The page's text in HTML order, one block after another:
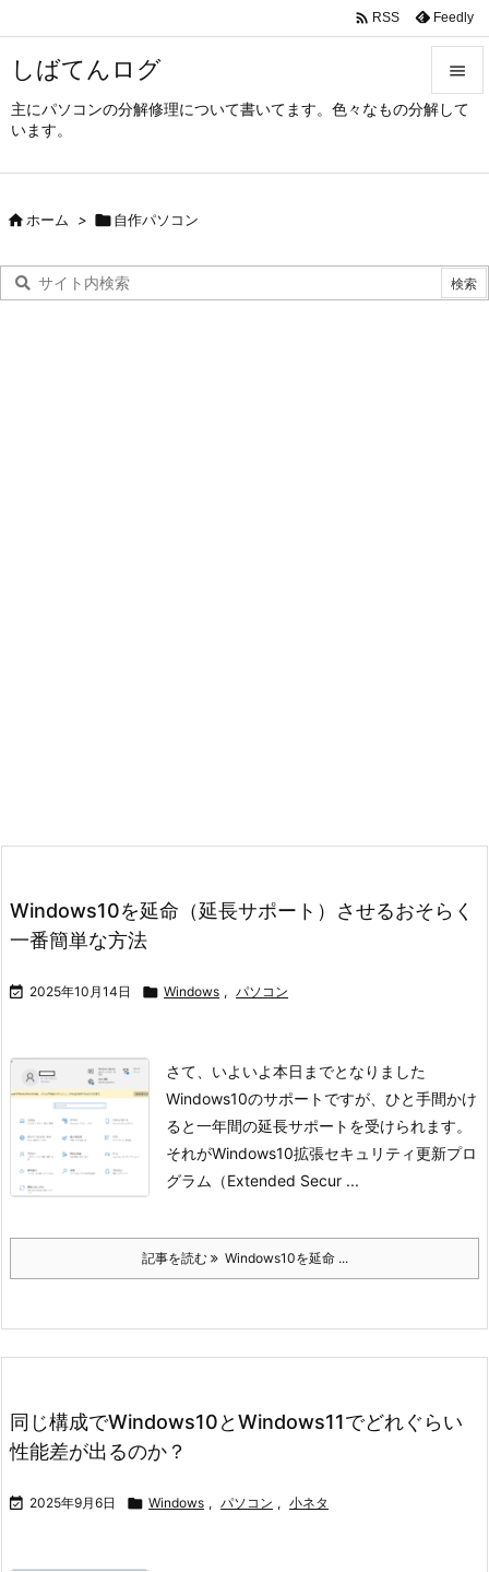
しばてんログ
主にパソコンの分解修理について書いてます。色々なもの分解して
います。




 RSS Feedly
ホーム > 自作パソコン
Windows10を延命（延長サポート）させるおそらく
一番簡単な方法
 2025年10月14日  Windows , パソコン
さて、いよいよ本日までとなりました
Windows10のサポートですが、 ひと手間かけ
ると一年間の延長サポートを受けられます。
それがWindows10拡張セキュリティ更新プロ
グラム（Extended Secur ...
記事を読む Windows10を延命 ...
同じ構成でWindows10とWindows11でどれぐらい
性能差が出るのか？
 2025年9月6日  Windows , パソコン , 小ネタ